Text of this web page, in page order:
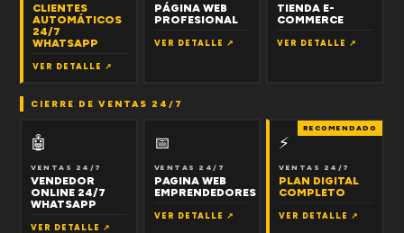
CLIENTES
AUTOMÁTICOS
24/7
WHATSAPP
VER DETALLE ↗
PÁGINA WEB
PROFESIONAL
VER DETALLE ↗
TIENDA E-
COMMERCE
VER DETALLE ↗
CIERRE DE VENTAS 24/7
🤖
VENTAS 24/7
VENDEDOR
ONLINE 24/7
WHATSAPP
VER DETALLE ↗
📅
VENTAS 24/7
PAGINA WEB
EMPRENDEDORES
VER DETALLE ↗
RECOMENDADO
⚡
VENTAS 24/7
PLAN DIGITAL
COMPLETO
VER DETALLE ↗